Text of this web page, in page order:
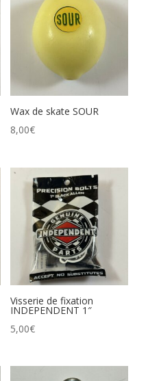
Wax de skate SOUR
8,00€
Visserie de fixation
INDEPENDENT 1″
5,00€